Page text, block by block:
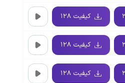
کیفیت ۱۲۸
کیفیت ۱۲۸
کیفیت ۱۲۸